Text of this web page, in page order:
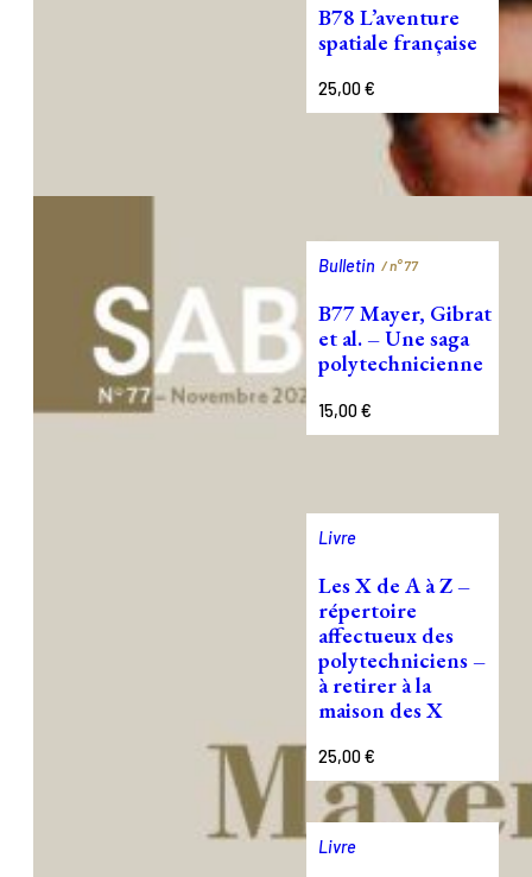
B78 L’aventure
spatiale française
25,00€
Bulletin / n°77
B77 Mayer, Gibrat
et al. – Une saga
polytechnicienne
15,00€
Livre
Les X de A à Z –
répertoire
affectueux des
polytechniciens –
à retirer à la
maison des X
25,00€
Livre